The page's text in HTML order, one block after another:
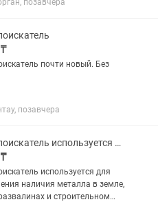
Гарантия от
позавчера
почти новый. Без
позавчера
Металлоискатель используется для определения наличия металла в земле, стена
используется для
наличия металла в земле,
и строительном